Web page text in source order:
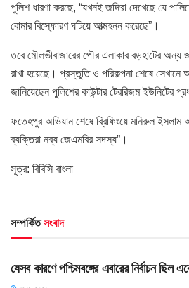
পুলিশ ধারণা করছে, “যখনই জঙ্গিরা দেখেছে যে
বোমার বিস্ফোরণ ঘটিয়ে আত্মহনন করেছে”।
তবে মৌলভীবাজারের পৌর এলাকার বড়হাটের অন্য
রাখা হয়েছে। প্রস্তুতি ও পরিকল্পনা শেষে সেখানে
জানিয়েছেন পুলিশের কাউন্টার টেররিজম ইউনিটের
ফতেহপুর অভিযান শেষে ব্রিফিংয়ে মনিরুল ইসলাম
ব্যক্তিরা নব্য জেএমবির সদস্য”।
সূত্র: বিবিসি বাংলা
সম্পর্কিতসংবাদ
HOME POST
যেসব কারণে পশ্চিমবঙ্গের এবারের নির্বাচন ছিল